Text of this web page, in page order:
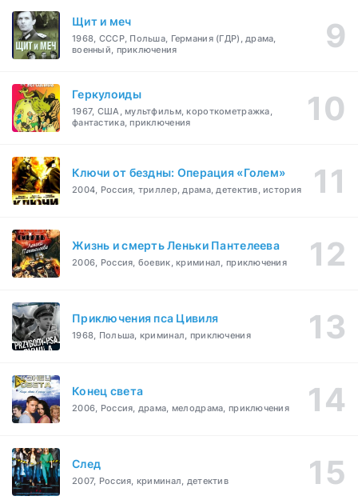
Щит и меч
1968, СССР, Польша, Германия (ГДР), драма,
военный, приключения
Геркулоиды
1967, США, мультфильм, короткометражка,
фантастика, приключения
Ключи от бездны: Операция «Голем»
2004, Россия, триллер, драма, детектив, история
Жизнь и смерть Леньки Пантелеева
2006, Россия, боевик, криминал, приключения
Приключения пса Цивиля
1968, Польша, криминал, приключения
Конец света
2006, Россия, драма, мелодрама, приключения
След
2007, Россия, криминал, детектив